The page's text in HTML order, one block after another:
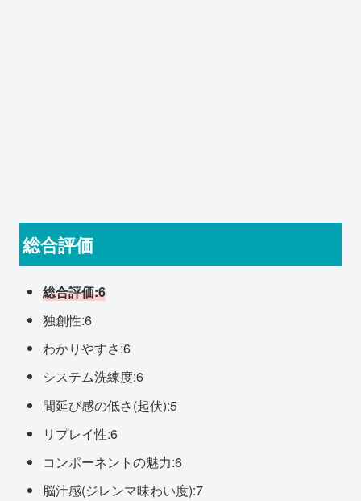
総合評価
総合評価:6
独創性:6
わかりやすさ:6
システム洗練度:6
間延び感の低さ(起伏):5
リプレイ性:6
コンポーネントの魅力:6
脳汁感(ジレンマ味わい度):7